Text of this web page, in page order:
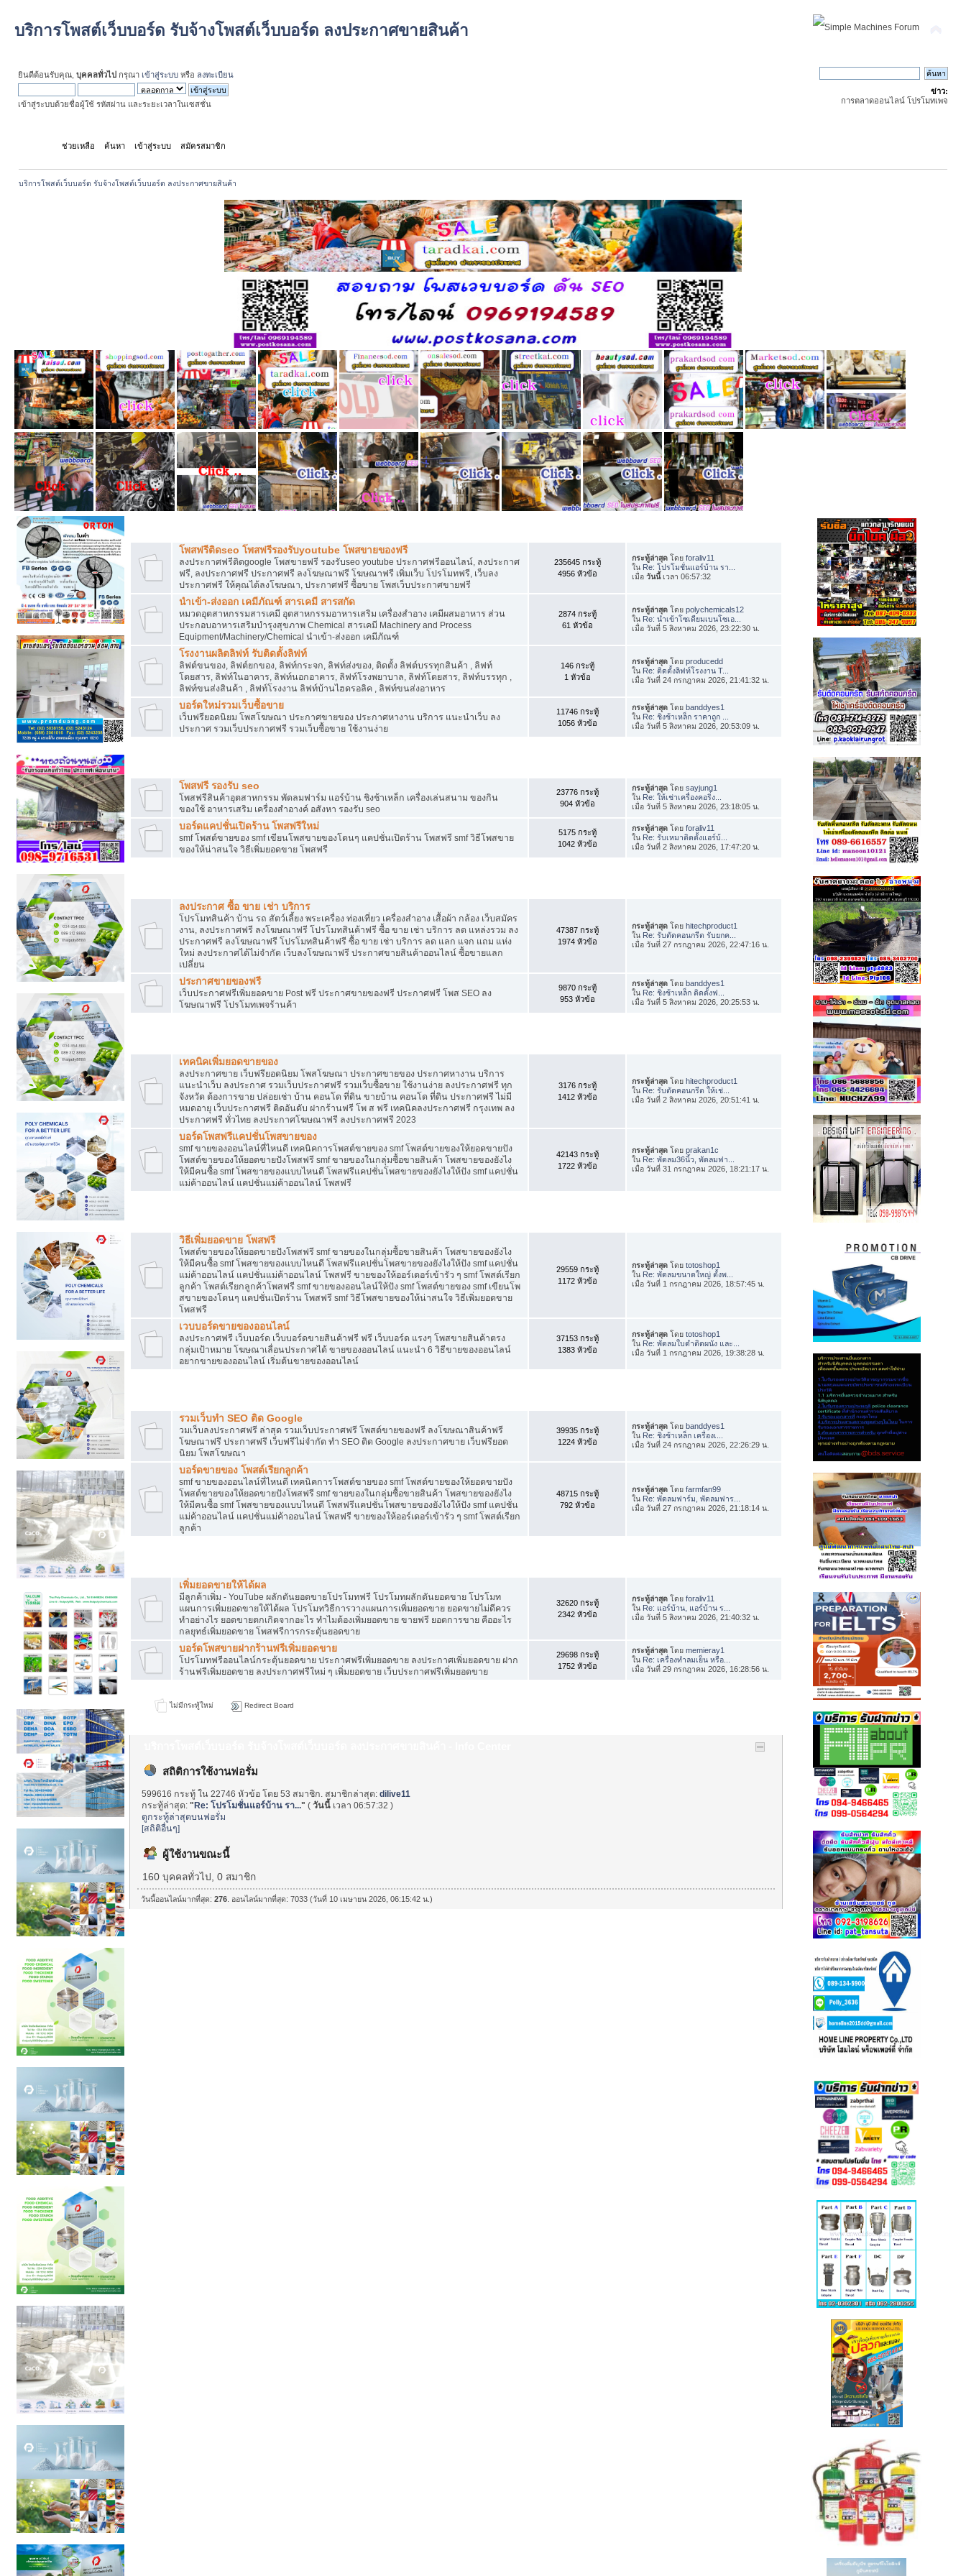
บริการโพสต์เว็บบอร์ด รับจ้างโพสต์เว็บบอร์ด ลงประกาศขายสินค้า
ยินดีต้อนรับคุณ, บุคคลทั่วไป กรุณา เข้าสู่ระบบ หรือ ลงทะเบียน
เข้าสู่ระบบด้วยชื่อผู้ใช้ รหัสผ่าน และระยะเวลาในเซสชั่น
ข่าว:
การตลาดออนไลน์ โปรโมทเพจ
ช่วยเหลือ ค้นหา เข้าสู่ระบบ สมัครสมาชิก
บริการโพสต์เว็บบอร์ด รับจ้างโพสต์เว็บบอร์ด ลงประกาศขายสินค้า
โพสฟรีติดseo โพสฟรีรองรับyoutube โพสขายของฟรี
ลงประกาศฟรีติดgoogle โพสขายฟรี รองรับseo youtube ประกาศฟรีออนไลน์, ลงประกาศ
ฟรี, ลงประกาศฟรี ประกาศฟรี ลงโฆษณาฟรี โฆษณาฟรี เพิ่มเว็บ โปรโมทฟรี, เว็บลง
ประกาศฟรี ให้คุณได้ลงโฆษณา, ประกาศฟรี ซื้อขาย โพสเว็บประกาศขายฟรี
235645 กระทู้
4956 หัวข้อ
กระทู้ล่าสุด โดยforaliv11
ใน Re: โปรโมชั่นแอร์บ้าน รา...
เมื่อวันนี้เวลา 06:57:32
นำเข้า-ส่งออก เคมีภัณฑ์ สารเคมี สารสกัด
หมวดอุตสาหกรรมสารเคมี อุตสาหกรรมอาหารเสริม เครื่องสำอาง เคมีผสมอาหาร ส่วน
ประกอบอาหารเสริมบำรุงสุขภาพ Chemical สารเคมี Machinery and Process
Equipment/Machinery/Chemical นำเข้า-ส่งออก เคมีภัณฑ์
2874 กระทู้
61 หัวข้อ
กระทู้ล่าสุด โดยpolychemicals12
ใน Re: นำเข้าโซเดียมเบนโซเอ...
เมื่อ วันที่ 5 สิงหาคม 2026, 23:22:30 น.
โรงงานผลิตลิฟท์ รับติดตั้งลิฟท์
ลิฟต์ขนของ, ลิฟต์ยกของ, ลิฟท์กระจก, ลิฟท์ส่งของ, ติดตั้ง ลิฟต์บรรทุกสินค้า , ลิฟท์
โดยสาร, ลิฟท์ในอาคาร, ลิฟท์นอกอาคาร, ลิฟท์โรงพยาบาล, ลิฟท์โดยสาร, ลิฟท์บรรทุก ,
ลิฟท์ขนส่งสินค้า , ลิฟท์โรงงาน ลิฟท์บ้านไฮดรอลิค , ลิฟท์ขนส่งอาหาร
146 กระทู้
1 หัวข้อ
กระทู้ล่าสุด โดยproducedd
ใน Re: ติดตั้งลิฟท์โรงงาน T...
เมื่อ วันที่ 24 กรกฎาคม 2026, 21:41:32 น.
บอร์ดใหม่รวมเว็บซื้อขาย
เว็บฟรียอดนิยม โพสโฆษณา ประกาศขายของ ประกาศหางาน บริการ แนะนำเว็บ ลง
ประกาศ รวมเว็บประกาศฟรี รวมเว็บซื้อขาย ใช้งานง่าย
11746 กระทู้
1056 หัวข้อ
กระทู้ล่าสุด โดยbanddyes1
ใน Re: ชิงช้าเหล็ก ราคาถูก ...
เมื่อ วันที่ 5 สิงหาคม 2026, 20:53:09 น.
โพสฟรี รองรับ seo
โพสฟรีสินค้าอุตสาหกรรม พัดลมฟาร์ม แอร์บ้าน ชิงช้าเหล็ก เครื่องเล่นสนาม ของกิน
ของใช้ อาหารเสริม เครื่องสำอางค์ อสังหา รองรับ seo
23776 กระทู้
904 หัวข้อ
กระทู้ล่าสุด โดยsayjung1
ใน Re: ให้เช่าเครื่องคอริ่ง...
เมื่อ วันที่ 5 สิงหาคม 2026, 23:18:05 น.
บอร์ดแคปชั่นเปิดร้าน โพสฟรีใหม่
smf โพสต์ขายของ smf เขียนโพสขายของโดนๆ แคปชั่นเปิดร้าน โพสฟรี smf วิธีโพสขาย
ของให้น่าสนใจ วิธีเพิ่มยอดขาย โพสฟรี
5175 กระทู้
1042 หัวข้อ
กระทู้ล่าสุด โดยforaliv11
ใน Re: รับเหมาติดตั้งแอร์บ้...
เมื่อ วันที่ 2 สิงหาคม 2026, 17:47:20 น.
ลงประกาศ ซื้อ ขาย เช่า บริการ
โปรโมทสินค้า บ้าน รถ สัตว์เลี้ยง พระเครื่อง ท่องเที่ยว เครื่องสำอาง เสื้อผ้า กล้อง เว็บสมัคร
งาน, ลงประกาศฟรี ลงโฆษณาฟรี โปรโมทสินค้าฟรี ซื้อ ขาย เช่า บริการ ลด แหล่งรวม ลง
ประกาศฟรี ลงโฆษณาฟรี โปรโมทสินค้าฟรี ซื้อ ขาย เช่า บริการ ลด แลก แจก แถม แห่ง
ใหม่ ลงประกาศได้ไม่จำกัด เว็บลงโฆษณาฟรี ประกาศขายสินค้าออนไลน์ ซื้อขายแลก
เปลี่ยน
47387 กระทู้
1974 หัวข้อ
กระทู้ล่าสุด โดยhitechproduct1
ใน Re: รับตัดคอนกรีต รับยกค...
เมื่อ วันที่ 27 กรกฎาคม 2026, 22:47:16 น.
ประกาศขายของฟรี
เว็บประกาศฟรีเพิ่มยอดขาย Post ฟรี ประกาศขายของฟรี ประกาศฟรี โพส SEO ลง
โฆษณาฟรี โปรโมทเพจร้านค้า
9870 กระทู้
953 หัวข้อ
กระทู้ล่าสุด โดยbanddyes1
ใน Re: ชิงช้าเหล็ก ติดตั้งฟ...
เมื่อ วันที่ 5 สิงหาคม 2026, 20:25:53 น.
เทคนิคเพิ่มยอดขายของ
ลงประกาศขาย เว็บฟรียอดนิยม โพสโฆษณา ประกาศขายของ ประกาศหางาน บริการ
แนะนำเว็บ ลงประกาศ รวมเว็บประกาศฟรี รวมเว็บซื้อขาย ใช้งานง่าย ลงประกาศฟรี ทุก
จังหวัด ต้องการขาย ปล่อยเช่า บ้าน คอนโด ที่ดิน ขายบ้าน คอนโด ที่ดิน ประกาศฟรี ไม่มี
หมดอายุ เว็บประกาศฟรี ติดอันดับ ฝากร้านฟรี โพ ส ฟรี เทคนิคลงประกาศฟรี กรุงเทพ ลง
ประกาศฟรี ทั่วไทย ลงประกาศโฆษณาฟรี ลงประกาศฟรี 2023
3176 กระทู้
1412 หัวข้อ
กระทู้ล่าสุด โดยhitechproduct1
ใน Re: รับตัดคอนกรีต ให้เช่...
เมื่อ วันที่ 2 สิงหาคม 2026, 20:51:41 น.
บอร์ดโพสฟรีแคปชั่นโพสขายของ
smf ขายของออนไลน์ที่ไหนดี เทคนิคการโพสต์ขายของ smf โพสต์ขายของให้ยอดขายปัง
โพสต์ขายของให้ยอดขายปังโพสฟรี smf ขายของในกลุ่มซื้อขายสินค้า โพสขายของยังไง
ให้มีคนซื้อ smf โพสขายของแบบไหนดี โพสฟรีแคปชั่นโพสขายของยังไงให้ปัง smf แคปชั่น
แม่ค้าออนไลน์ แคปชั่นแม่ค้าออนไลน์ โพสฟรี
42143 กระทู้
1722 หัวข้อ
กระทู้ล่าสุด โดยprakan1c
ใน Re: พัดลม36นิ้ว, พัดลมฟา...
เมื่อ วันที่ 31 กรกฎาคม 2026, 18:21:17 น.
วิธีเพิ่มยอดขาย โพสฟรี
โพสต์ขายของให้ยอดขายปังโพสฟรี smf ขายของในกลุ่มซื้อขายสินค้า โพสขายของยังไง
ให้มีคนซื้อ smf โพสขายของแบบไหนดี โพสฟรีแคปชั่นโพสขายของยังไงให้ปัง smf แคปชั่น
แม่ค้าออนไลน์ แคปชั่นแม่ค้าออนไลน์ โพสฟรี ขายของให้ออร์เดอร์เข้ารัว ๆ smf โพสต์เรียก
ลูกค้า โพสต์เรียกลูกค้าโพสฟรี smf ขายของออนไลน์ให้ปัง smf โพสต์ขายของ smf เขียนโพ
สขายของโดนๆ แคปชั่นเปิดร้าน โพสฟรี smf วิธีโพสขายของให้น่าสนใจ วิธีเพิ่มยอดขาย
โพสฟรี
29559 กระทู้
1172 หัวข้อ
กระทู้ล่าสุด โดยtotoshop1
ใน Re: พัดลมขนาดใหญ่ ตั้งพ...
เมื่อ วันที่ 1 กรกฎาคม 2026, 18:57:45 น.
เวบบอร์ดขายของออนไลน์
ลงประกาศฟรี เว็บบอร์ด เว็บบอร์ดขายสินค้าฟรี ฟรี เว็บบอร์ด แรงๆ โพสขายสินค้าตรง
กลุ่มเป้าหมาย โฆษณาเลื่อนประกาศได้ ขายของออนไลน์ แนะนำ 6 วิธีขายของออนไลน์
อยากขายของออนไลน์ เริ่มต้นขายของออนไลน์
37153 กระทู้
1383 หัวข้อ
กระทู้ล่าสุด โดยtotoshop1
ใน Re: พัดลมใบดำติดผนัง และ...
เมื่อ วันที่ 1 กรกฎาคม 2026, 19:38:28 น.
รวมเว็บทำ SEO ติด Google
วมเว็บลงประกาศฟรี ล่าสุด รวมเว็บประกาศฟรี โพสต์ขายของฟรี ลงโฆษณาสินค้าฟรี
โฆษณาฟรี ประกาศฟรี เว็บฟรีไม่จำกัด ทำ SEO ติด Google ลงประกาศขาย เว็บฟรียอด
นิยม โพสโฆษณา
39935 กระทู้
1224 หัวข้อ
กระทู้ล่าสุด โดยbanddyes1
ใน Re: ชิงช้าเหล็ก เครื่องเ...
เมื่อ วันที่ 24 กรกฎาคม 2026, 22:26:29 น.
บอร์ดขายของ โพสต์เรียกลูกค้า
smf ขายของออนไลน์ที่ไหนดี เทคนิคการโพสต์ขายของ smf โพสต์ขายของให้ยอดขายปัง
โพสต์ขายของให้ยอดขายปังโพสฟรี smf ขายของในกลุ่มซื้อขายสินค้า โพสขายของยังไง
ให้มีคนซื้อ smf โพสขายของแบบไหนดี โพสฟรีแคปชั่นโพสขายของยังไงให้ปัง smf แคปชั่น
แม่ค้าออนไลน์ แคปชั่นแม่ค้าออนไลน์ โพสฟรี ขายของให้ออร์เดอร์เข้ารัว ๆ smf โพสต์เรียก
ลูกค้า
48715 กระทู้
792 หัวข้อ
กระทู้ล่าสุด โดยfarmfan99
ใน Re: พัดลมฟาร์ม, พัดลมฟาร...
เมื่อ วันที่ 27 กรกฎาคม 2026, 21:18:14 น.
เพิ่มยอดขายให้ได้ผล
มีลูกค้าเพิ่ม - YouTube ผลักดันยอดขายโปรโมทฟรี โปรโมทผลักดันยอดขาย โปรโมท
แผนการเพิ่มยอดขายให้ได้ผล โปรโมทวิธีการวางแผนการเพิ่มยอดขาย ยอดขายไม่ดีควร
ทำอย่างไร ยอดขายตกเกิดจากอะไร ทำไมต้องเพิ่มยอดขาย ขายฟรี ยอดการขาย คืออะไร
กลยุทธ์เพิ่มยอดขาย โพสฟรีการกระตุ้นยอดขาย
32620 กระทู้
2342 หัวข้อ
กระทู้ล่าสุด โดยforaliv11
ใน Re: แอร์บ้าน, แอร์บ้าน ร...
เมื่อ วันที่ 5 สิงหาคม 2026, 21:40:32 น.
บอร์ดโพสขายฝากร้านฟรีเพิ่มยอดขาย
โปรโมทฟรีออนไลน์กระตุ้นยอดขาย ประกาศฟรีเพิ่มยอดขาย ลงประกาศเพิ่มยอดขาย ฝาก
ร้านฟรีเพิ่มยอดขาย ลงประกาศฟรีใหม่ ๆ เพิ่มยอดขาย เว็บประกาศฟรีเพิ่มยอดขาย
29698 กระทู้
1752 หัวข้อ
กระทู้ล่าสุด โดยmemieray1
ใน Re: เครื่องทำลมเย็น หรือ...
เมื่อ วันที่ 29 กรกฎาคม 2026, 16:28:56 น.
ไม่มีกระทู้ใหม่ Redirect Board
สถิติการใช้งานฟอรั่ม
599616 กระทู้ ใน 22746 หัวข้อ โดย 53 สมาชิก. สมาชิกล่าสุด:dilive11
กระทู้ล่าสุด:"Re: โปรโมชั่นแอร์บ้าน รา..." (วันนี้ เวลา 06:57:32 )
ดูกระทู้ล่าสุดบนฟอรั่ม
[สถิติอื่นๆ]
ผู้ใช้งานขณะนี้
160 บุคคลทั่วไป, 0 สมาชิก
วันนี้ออนไลน์มากที่สุด:276 . ออนไลน์มากที่สุด: 7033 (วันที่ 10 เมษายน 2026, 06:15:42 น.)